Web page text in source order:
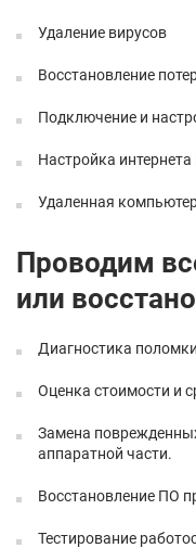
Удаление вирусов
Восстановление
Подключение и
Настройка интернета
Удаленная
Проводим
или
Диагностика
Оценка стоимости и
Замена
аппаратной части.
Восстановление ПО
Тестирование